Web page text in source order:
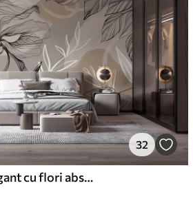
32
Imprimeu floral elegant cu flori abstracte mari și frunze în nuanțe de gri și bej pe un fundal deschis